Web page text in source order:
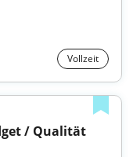
Vollzeit
/ Qualität